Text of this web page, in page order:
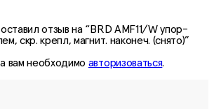
отзыв на “BRD AMF11/W упор-
скр. крепл, магнит. наконеч. (снято)”
вам необходимо авторизоваться.